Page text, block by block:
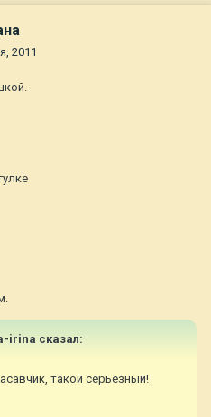
2011
irina сказал:
такой серьёзный!